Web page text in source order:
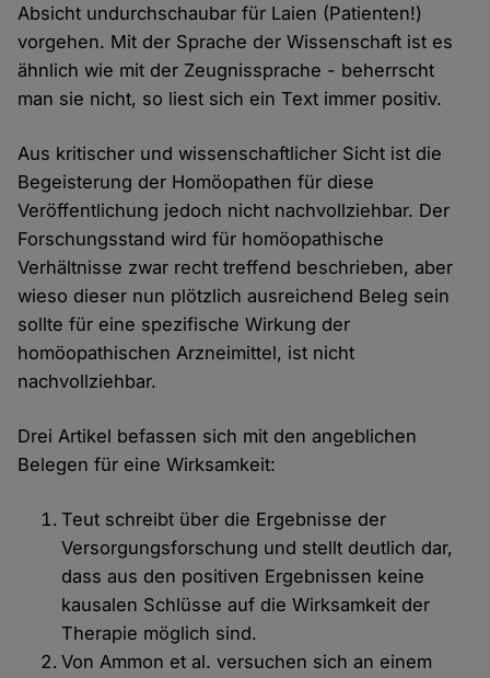
Absicht undurchschaubar für Laien (Patienten!)
vorgehen. Mit der Sprache der Wissenschaft ist es
ähnlich wie mit der Zeugnissprache - beherrscht
man sie nicht, so liest sich ein Text immer positiv.
Aus kritischer und wissenschaftlicher Sicht ist die
Begeisterung der Homöopathen für diese
Veröffentlichung jedoch nicht nachvollziehbar. Der
Forschungsstand wird für homöopathische
Verhältnisse zwar recht treffend beschrieben, aber
wieso dieser nun plötzlich ausreichend Beleg sein
sollte für eine spezifische Wirkung der
homöopathischen Arzneimittel, ist nicht
nachvollziehbar.
Drei Artikel befassen sich mit den angeblichen
Belegen für eine Wirksamkeit:
Teut schreibt über die Ergebnisse der
Versorgungsforschung und stellt deutlich dar,
dass aus den positiven Ergebnissen keine
kausalen Schlüsse auf die Wirksamkeit der
Therapie möglich sind.
Von Ammon et al. versuchen sich an einem